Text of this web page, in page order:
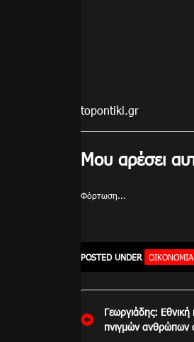
topontiki.gr
Μου αρέσει
Φόρτωση...
POSTED UNDER ΟΙΚΟΝΟΜΊΑ
Πλοήγηση
άρθρων
Γεωργιάδης:
πνιγμών